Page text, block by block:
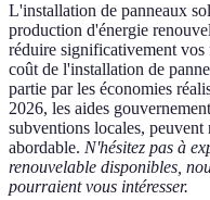
L'installation de panneaux
production d'énergie
réduire significativement
coût de l'installation de
partie par les économies
2026, les aides
subventions locales, peuvent
abordable. N'hésitez pas à
renouvelable disponibles,
pourraient vous intéresser.